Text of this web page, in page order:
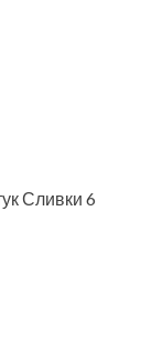
Сливки 6